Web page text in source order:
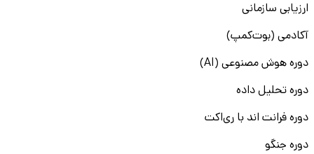
ارزیابی سازمانی
آکادمی (بوت‌کمپ)
دوره هوش مصنوعی (AI)
دوره تحلیل داده
دوره فرانت اند با ری‌اکت
دوره جنگو